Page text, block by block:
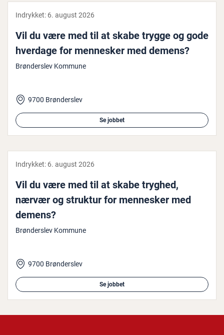
Indrykket: 6. august 2026
Vil du være med til at skabe trygge og gode
hverdage for mennesker med demens?
Brønderslev Kommune
9700 Brønderslev
Se jobbet
Indrykket: 6. august 2026
Vil du være med til at skabe tryghed,
nærvær og struktur for mennesker med
demens?
Brønderslev Kommune
9700 Brønderslev
Se jobbet